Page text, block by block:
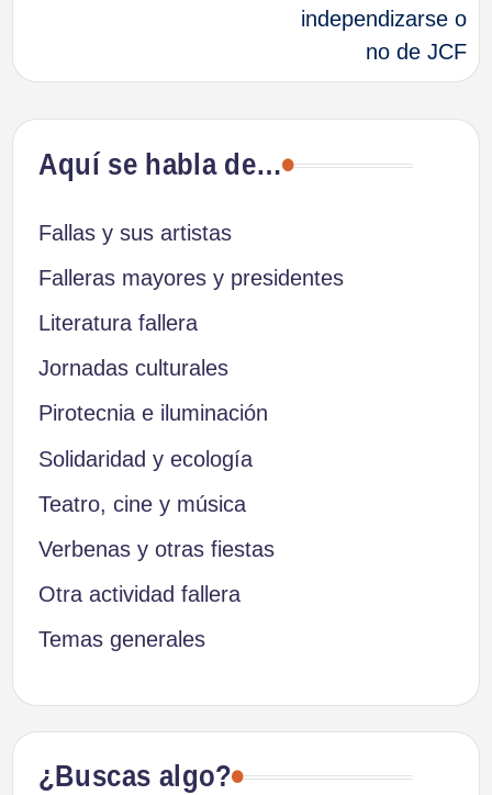
independizarse o
no de JCF
Aquí se habla de…
Fallas y sus artistas
Falleras mayores y presidentes
Literatura fallera
Jornadas culturales
Pirotecnia e iluminación
Solidaridad y ecología
Teatro, cine y música
Verbenas y otras fiestas
Otra actividad fallera
Temas generales
¿Buscas algo?